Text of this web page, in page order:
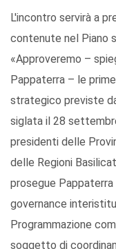
L'incontro servirà a
contenute nel Piano
«Approveremo –
Pappaterra – le
strategico previste
siglata il 28
presidenti delle
delle Regioni
prosegue
governance
Programmazione
soggetto di